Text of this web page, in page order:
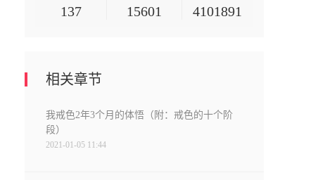
137 15601 4101891
相关章节
我戒色2年3个月的体悟（附：戒色的十个阶
段）
2021-01-05 11:44